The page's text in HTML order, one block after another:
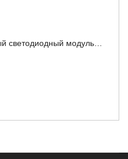
Герметичный светодиодный модуль MINI PIX LP-2835-2 (2 SMD) 12 В, холодный белый (10 000 К)